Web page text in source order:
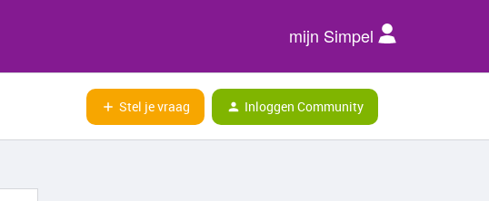
mijn Simpel
Stel je vraag Inloggen Community